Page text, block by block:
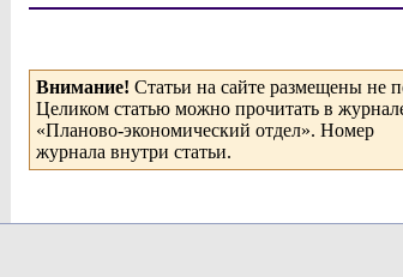
Внимание! Статьи на сайте размещены не
Целиком статью можно прочитать в
«Планово-экономический отдел». Номер
журнала внутри статьи.